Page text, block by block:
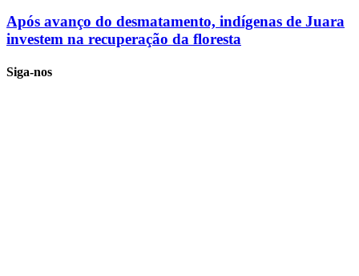
Após avanço do desmatamento, indígenas de Juara
investem na recuperação da floresta
Siga-nos